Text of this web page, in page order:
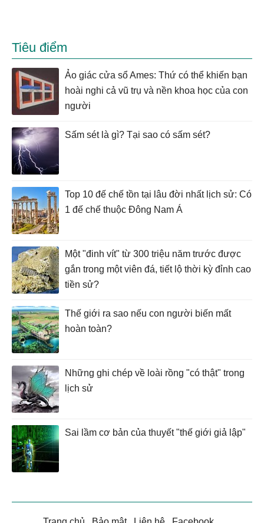
Tiêu điểm
Ảo giác cửa sổ Ames: Thứ có thể khiến bạn
hoài nghi cả vũ trụ và nền khoa học của con
người
Sấm sét là gì? Tại sao có sấm sét?
Top 10 đế chế tồn tại lâu đời nhất lịch sử: Có
1 đế chế thuộc Đông Nam Á
Một "đinh vít" từ 300 triệu năm trước được
gắn trong một viên đá, tiết lộ thời kỳ đỉnh cao
tiền sử?
Thế giới ra sao nếu con người biến mất
hoàn toàn?
Những ghi chép về loài rồng "có thật" trong
lịch sử
Sai lầm cơ bản của thuyết "thế giới giả lập"